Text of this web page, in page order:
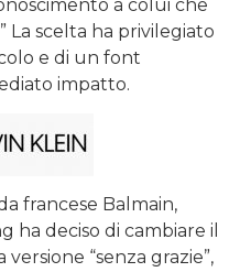
a colui che
La scelta ha privilegiato
e di un font
impatto.
francese Balmain,
ha deciso di cambiare il
“senza grazie”,